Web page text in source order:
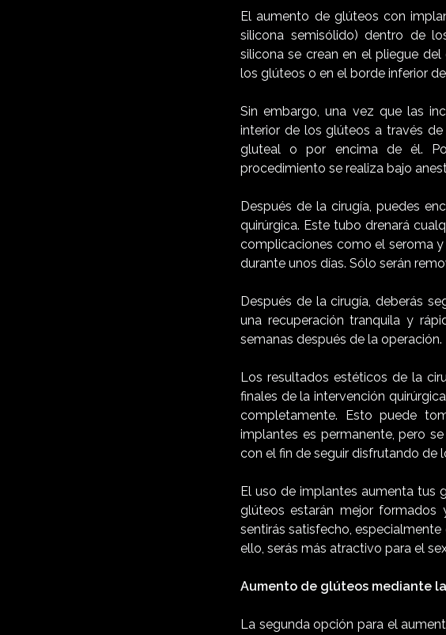
El aumento de glúteos con
silicona semisólido) dentro de
silicona se crean en el pliegue
los glúteos o en el borde inferior
Sin embargo, una vez que las
interior de los glúteos a través
gluteal o por encima de él.
procedimiento se realiza bajo
Después de la cirugía, puedes
quirúrgica. Este tubo drenará
complicaciones como el seroma
durante unos días. Sólo serán
Después de la cirugía, deberás
una recuperación tranquila y
semanas después de la operación.
Los resultados estéticos de la
finales de la intervención
completamente. Esto puede
implantes es permanente, pero
con el fin de seguir disfrutando de
El uso de implantes aumenta tus
glúteos estarán mejor formados
sentirás satisfecho,
ello, serás más atractivo para el
Aumento de glúteos mediante
La segunda opción para el